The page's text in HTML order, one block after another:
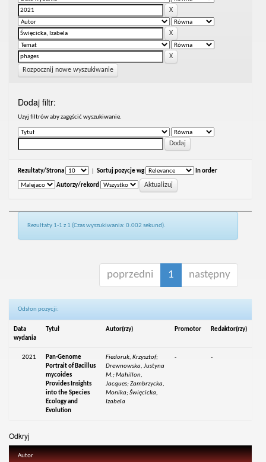
Rozpocznij nowe wyszukiwanie
Dodaj filtr:
Uzyj filtrów aby zagęścić wyszukiwanie.
Rezultaty/Strona Sortuj pozycje wg In order
Autorzy/rekord
Rezultaty 1-1 z 1 (Czas wyszukiwania: 0.002 sekund).
poprzedni 1 następny
Odsłon pozycji:
Data
wydania
Tytuł Autor(rzy) Promotor Redaktor(rzy)
2021
Pan-Genome
Portrait of Bacillus
mycoides
Provides Insights
into the Species
Ecology and
Evolution
Fiedoruk, Krzysztof;
Drewnowska, Justyna
M.; Mahillon,
Jacques; Zambrzycka,
Monika; Święcicka,
Izabela
- -
Odkryj
Autor